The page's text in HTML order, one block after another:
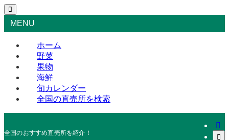
MENU
ホーム
野菜
果物
海鮮
旬カレンダー
全国の直売所を検索
全国のおすすめ直売所を紹介！